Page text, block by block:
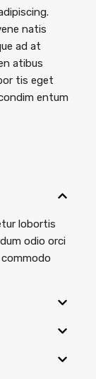
natis
ad at
atibus
tis eget
entum
lobortis
odio orci